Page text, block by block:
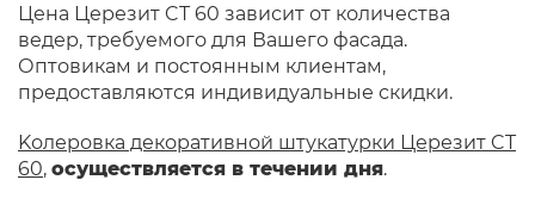
Цена Церезит CT 60 зависит от количества
ведер, требуемого для Вашего фасада.
Оптовикам и постоянным клиентам,
предоставляются индивидуальные скидки.
Kолеровка декоративной штукатурки Церезит CT
60, осуществляется в течении дня.